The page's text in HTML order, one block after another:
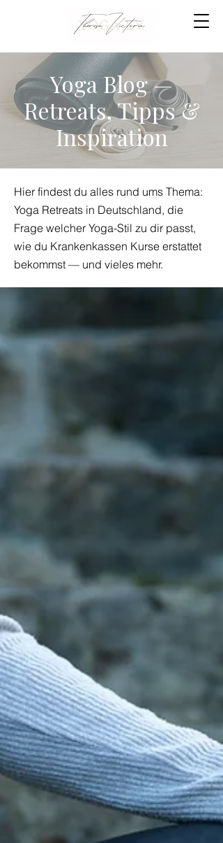
Yoga Blog —
Retreats, Tipps &
Inspiration
Hier findest du alles rund ums Thema:
Yoga Retreats in Deutschland, die
Frage welcher Yoga-Stil zu dir passt,
wie du Krankenkassen Kurse erstattet
bekommst — und vieles mehr.